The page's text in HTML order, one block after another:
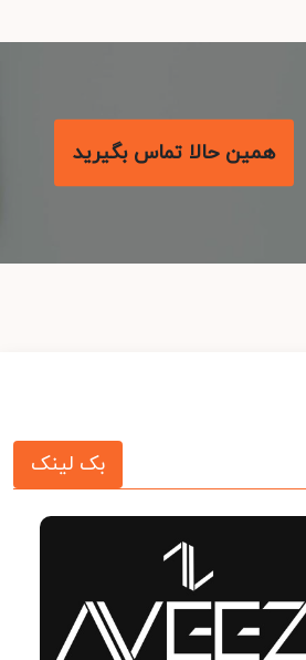
همین حالا تماس بگیرید
بک لینک